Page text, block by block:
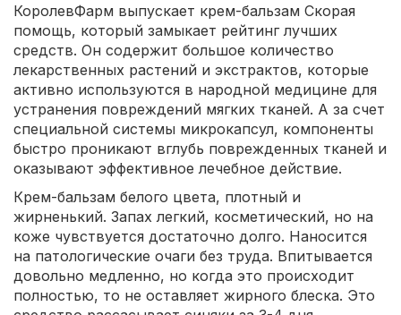
КоролевФарм выпускает крем-бальзам Скорая
помощь, который замыкает рейтинг лучших
средств. Он содержит большое количество
лекарственных растений и экстрактов, которые
активно используются в народной медицине для
устранения повреждений мягких тканей. А за счет
специальной системы микрокапсул, компоненты
быстро проникают вглубь поврежденных тканей и
оказывают эффективное лечебное действие.
Крем-бальзам белого цвета, плотный и
жирненький. Запах легкий, косметический, но на
коже чувствуется достаточно долго. Наносится
на патологические очаги без труда. Впитывается
довольно медленно, но когда это происходит
полностью, то не оставляет жирного блеска. Это